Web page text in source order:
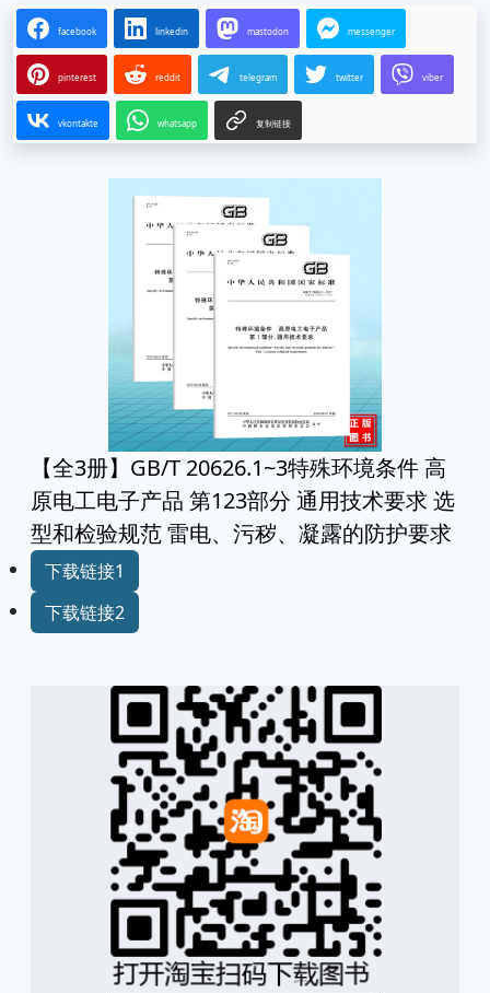
facebook linkedin mastodon messenger
pinterest reddit telegram twitter viber
vkontakte whatsapp 复制链接
【全3册】GB/T 20626.1~3特殊环境条件 高
原电工电子产品 第123部分 通用技术要求 选
型和检验规范 雷电、污秽、凝露的防护要求
下载链接1
下载链接2